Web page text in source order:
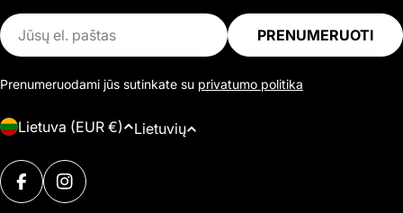
El.
paštas
PRENUMERUOTI
Prenumeruodami jūs sutinkate su privatumo politika
Š
l
i
Lietuva (EUR €)
K
Lietuvių
Mokėjimo
būdaiFACEBOOKINSTAGRAM